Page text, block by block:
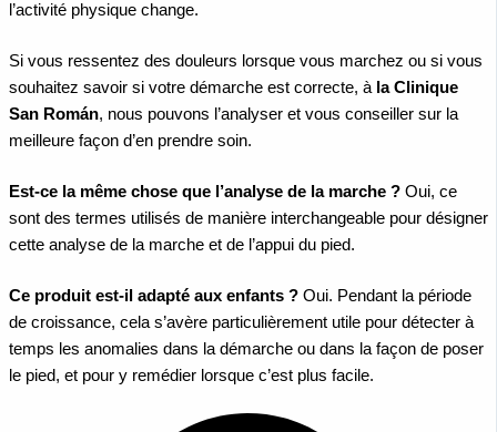
l’activité physique change.
Si vous ressentez des douleurs lorsque vous marchez ou si vous
souhaitez savoir si votre démarche est correcte, à la Clinique
San Román, nous pouvons l’analyser et vous conseiller sur la
meilleure façon d’en prendre soin.
Est-ce la même chose que l’analyse de la marche ? Oui, ce
sont des termes utilisés de manière interchangeable pour désigner
cette analyse de la marche et de l’appui du pied.
Ce produit est-il adapté aux enfants ? Oui. Pendant la période
de croissance, cela s’avère particulièrement utile pour détecter à
temps les anomalies dans la démarche ou dans la façon de poser
le pied, et pour y remédier lorsque c’est plus facile.